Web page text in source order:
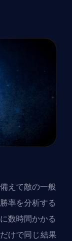
えて敵の一般
率を分析する
数時間かかる
けで同じ結果